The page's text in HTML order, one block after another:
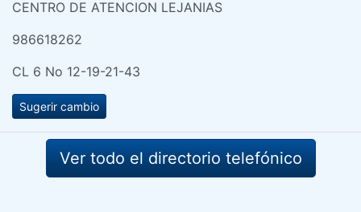
CENTRO DE ATENCION LEJANIAS
986618262
CL 6 No 12-19-21-43
Sugerir cambio
Ver todo el directorio telefónico